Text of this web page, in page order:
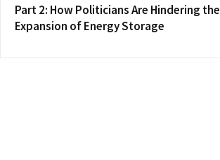
Part 2: How Politicians Are Hindering the
Expansion of Energy Storage